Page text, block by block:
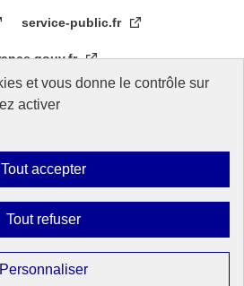
et vous donne le contrôle sur
activer
Tout accepter
Tout refuser
Personnaliser
service-public.fr
public
Mentions légales